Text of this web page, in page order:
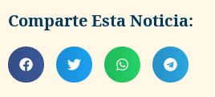
Comparte Esta Noticia: